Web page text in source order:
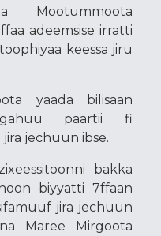
Mootummoota
adeemsise irratti
keessa jiru
yaada bilisaan
paartii fi
jechuun ibse.
bakka
biyyatti 7ffaan
jira jechuun
Maree Mirgoota